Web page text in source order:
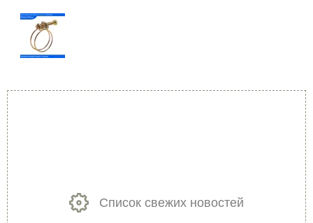
Список свежих новостей